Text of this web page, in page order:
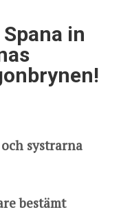
in
systrarna
bestämt